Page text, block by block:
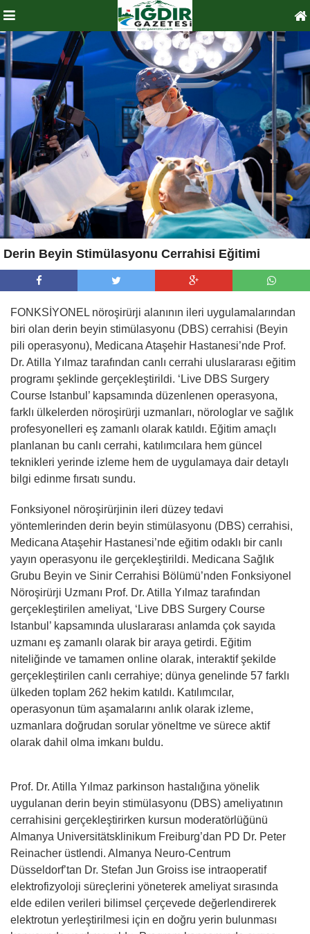
Derin Beyin Stimülasyonu Cerrahisi Eğitimi
FONKSİYONEL nöroşirürji alanının ileri uygulamalarından
biri olan derin beyin stimülasyonu (DBS) cerrahisi (Beyin
pili operasyonu), Medicana Ataşehir Hastanesi’nde Prof.
Dr. Atilla Yılmaz tarafından canlı cerrahi uluslararası eğitim
programı şeklinde gerçekleştirildi. ‘Live DBS Surgery
Course Istanbul’ kapsamında düzenlenen operasyona,
farklı ülkelerden nöroşirürji uzmanları, nörologlar ve sağlık
profesyonelleri eş zamanlı olarak katıldı. Eğitim amaçlı
planlanan bu canlı cerrahi, katılımcılara hem güncel
teknikleri yerinde izleme hem de uygulamaya dair detaylı
bilgi edinme fırsatı sundu.
Fonksiyonel nöroşirürjinin ileri düzey tedavi
yöntemlerinden derin beyin stimülasyonu (DBS) cerrahisi,
Medicana Ataşehir Hastanesi’nde eğitim odaklı bir canlı
yayın operasyonu ile gerçekleştirildi. Medicana Sağlık
Grubu Beyin ve Sinir Cerrahisi Bölümü’nden Fonksiyonel
Nöroşirürji Uzmanı Prof. Dr. Atilla Yılmaz tarafından
gerçekleştirilen ameliyat, ‘Live DBS Surgery Course
Istanbul’ kapsamında uluslararası anlamda çok sayıda
uzmanı eş zamanlı olarak bir araya getirdi. Eğitim
niteliğinde ve tamamen online olarak, interaktif şekilde
gerçekleştirilen canlı cerrahiye; dünya genelinde 57 farklı
ülkeden toplam 262 hekim katıldı. Katılımcılar,
operasyonun tüm aşamalarını anlık olarak izleme,
uzmanlara doğrudan sorular yöneltme ve sürece aktif
olarak dahil olma imkanı buldu.
Prof. Dr. Atilla Yılmaz parkinson hastalığına yönelik
uygulanan derin beyin stimülasyonu (DBS) ameliyatının
cerrahisini gerçekleştirirken kursun moderatörlüğünü
Almanya Universitätsklinikum Freiburg’dan PD Dr. Peter
Reinacher üstlendi. Almanya Neuro-Centrum
Düsseldorf’tan Dr. Stefan Jun Groiss ise intraoperatif
elektrofizyoloji süreçlerini yöneterek ameliyat sırasında
elde edilen verileri bilimsel çerçevede değerlendirerek
elektrotun yerleştirilmesi için en doğru yerin bulunması